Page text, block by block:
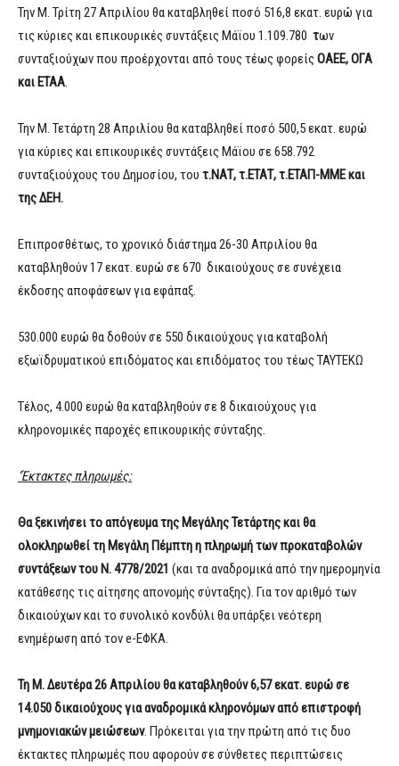
Την Μ. Τρίτη 27 Απριλίου θα καταβληθεί ποσό 516,8 εκατ. ευρώ για
τις κύριες και επικουρικές συντάξεις Μάϊου 1.109.780 των
συνταξιούχων που προέρχονται από τους τέως φορείςΟΑΕΕ, ΟΓΑ
και ΕΤΑΑ.
Την Μ. Τετάρτη 28 Απριλίου θα καταβληθεί ποσό 500,5 εκατ. ευρώ
για κύριες και επικουρικές συντάξεις Μάϊου σε 658.792
συνταξιούχους του Δημοσίου, του τ.ΝΑΤ, τ.ΕΤΑΤ, τ.ΕΤΑΠ-ΜΜΕ και
της ΔΕΗ.
Επιπροσθέτως, το χρονικό διάστημα 26-30 Απριλίου θα
καταβληθούν 17 εκατ. ευρώ σε 670 δικαιούχους σε συνέχεια
έκδοσης αποφάσεων για εφάπαξ.
530.000 ευρώ θα δοθούν σε 550 δικαιούχους για καταβολή
εξωϊδρυματικού επιδόματος και επιδόματος του τέως ΤΑΥΤΕΚΩ
Τέλος, 4.000 ευρώ θα καταβληθούν σε 8 δικαιούχους για
κληρονομικές παροχές επικουρικής σύνταξης.
‘Έκτακτες πληρωμές:
Θα ξεκινήσει το απόγευμα της Μεγάλης Τετάρτης και θα
ολοκληρωθεί τη Μεγάλη Πέμπτη η πληρωμή των προκαταβολών
συντάξεων του Ν. 4778/2021 (και τα αναδρομικά από την ημερομηνία
κατάθεσης τις αίτησης απονομής σύνταξης). Για τον αριθμό των
δικαιούχων και το συνολικό κονδύλι θα υπάρξει νεότερη
ενημέρωση από τον e-ΕΦΚΑ.
Τη Μ. Δευτέρα 26 Απριλίου θα καταβληθούν 6,57 εκατ. ευρώ σε
14.050 δικαιούχους για αναδρομικά κληρονόμων από επιστροφή
μνημονιακών μειώσεων. Πρόκειται για την πρώτη από τις δυο
έκτακτες πληρωμές που αφορούν σε σύνθετες περιπτώσεις